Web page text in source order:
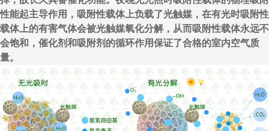
性能起主导作用，吸附性载体上负载了光触媒，在有光时吸附性
载体上的有害气体会被光触媒氧化分解，从而吸附性载体永远不
会饱和，催化剂和吸附剂的循环作用保证了合格的室内空气质
量。